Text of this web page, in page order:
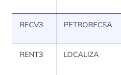
RECV3 PETRORECSA
RENT3 LOCALIZA